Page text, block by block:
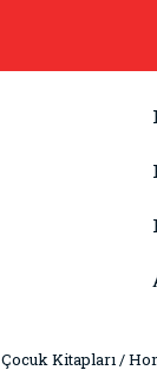
Çocuk Kitapları /